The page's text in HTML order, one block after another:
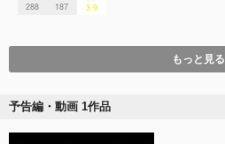
288 187 3.9
もっと見る
予告編・動画 1作品